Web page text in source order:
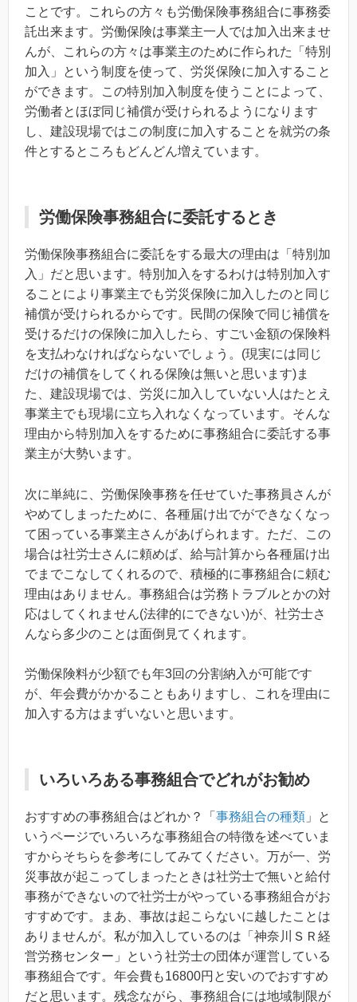
ことです。これらの方々も労働保険事務組合に事務委
託出来ます。労働保険は事業主一人では加入出来ませ
んが、これらの方々は事業主のために作られた「特別
加入」という制度を使って、労災保険に加入すること
ができます。この特別加入制度を使うことによって、
労働者とほぼ同じ補償が受けられるようになります
し、建設現場ではこの制度に加入することを就労の条
件とするところもどんどん増えています。
労働保険事務組合に委託するとき
労働保険事務組合に委託をする最大の理由は「特別加
入」だと思います。特別加入をするわけは特別加入す
ることにより事業主でも労災保険に加入したのと同じ
補償が受けられるからです。民間の保険で同じ補償を
受けるだけの保険に加入したら、すごい金額の保険料
を支払わなければならないでしょう。(現実には同じ
だけの補償をしてくれる保険は無いと思います)ま
た、建設現場では、労災に加入していない人はたとえ
事業主でも現場に立ち入れなくなっています。そんな
理由から特別加入をするために事務組合に委託する事
業主が大勢います。
次に単純に、労働保険事務を任せていた事務員さんが
やめてしまったために、各種届け出でができなくなっ
て困っている事業主さんがあげられます。ただ、この
場合は社労士さんに頼めば、給与計算から各種届け出
でまでこなしてくれるので、積極的に事務組合に頼む
理由はありません。事務組合は労務トラブルとかの対
応はしてくれません(法律的にできない)が、社労士さ
んなら多少のことは面倒見てくれます。
労働保険料が少額でも年3回の分割納入が可能です
が、年会費がかかることもありますし、これを理由に
加入する方はまずいないと思います。
いろいろある事務組合でどれがお勧め
おすすめの事務組合はどれか？「 事務組合の種類 」と
いうページでいろいろな事務組合の特徴を述べていま
すからそちらを参考にしてみてください。万が一、労
災事故が起こってしまったときは社労士で無いと給付
事務ができないので社労士がやっている事務組合がお
すすめです。まあ、事故は起こらないに越したことは
ありませんが。私が加入しているのは「神奈川ＳＲ経
営労務センター」という社労士の団体が運営している
事務組合です。年会費も16800円と安いのでおすすめ
だと思います。残念ながら、事務組合には地域制限が